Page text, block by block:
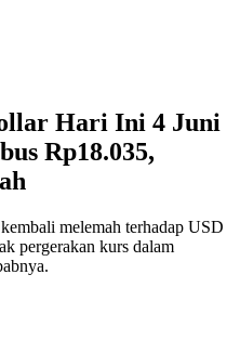
Hari Ini 4 Juni
Rp18.035,
melemah terhadap USD
pergerakan kurs dalam